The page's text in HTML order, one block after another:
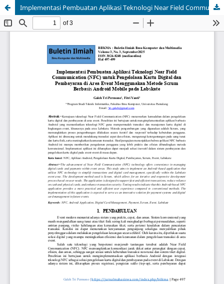
Implementasi Pembuatan Aplikasi Teknologi Near Field Communication (NFC) untuk Pengelolaan Kartu Digital dan Pembayaran di Area Event Menggunakan Metode Scrum Berbasis Android Mobile pada Labskate